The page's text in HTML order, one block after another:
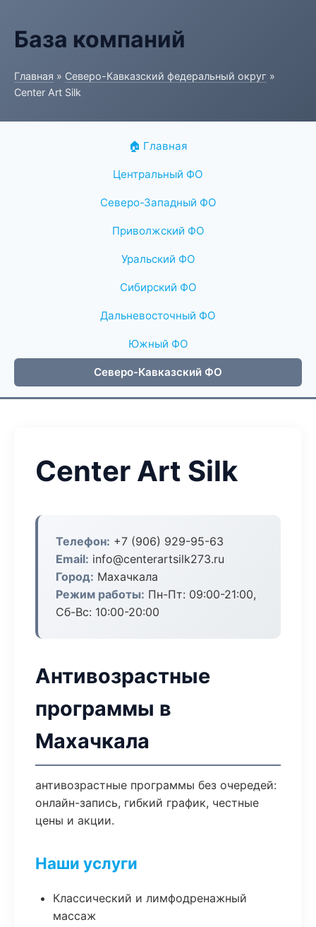
База компаний
Главная » Северо-Кавказский федеральный округ »
Center Art Silk
🏠 Главная
Центральный ФО
Северо-Западный ФО
Приволжский ФО
Уральский ФО
Сибирский ФО
Дальневосточный ФО
Южный ФО
Северо-Кавказский ФО
Center Art Silk
Телефон: +7 (906) 929-95-63
Email: info@centerartsilk273.ru
Город: Махачкала
Режим работы: Пн-Пт: 09:00-21:00,
Сб-Вс: 10:00-20:00
Антивозрастные
программы в
Махачкала
антивозрастные программы без очередей:
онлайн-запись, гибкий график, честные
цены и акции.
Наши услуги
Классический и лимфодренажный
массаж